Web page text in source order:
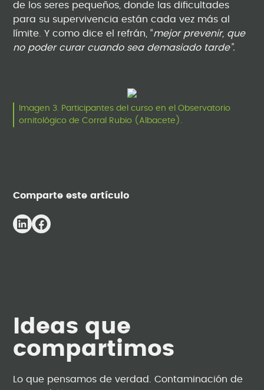
Comparte este artículo
de los seres pequeños, donde las dificultades
para su supervivencia están cada vez más al
límite. Y como dice el refrán, “mejor prevenir, que
no poder curar cuando sea demasiado tarde”.
Imagen 3. Participantes del curso en el Observatorio
ornitológico de Corral Rubio (Albacete).
Ideas que
compartimos
Lo que pensamos de verdad. Contaminación de